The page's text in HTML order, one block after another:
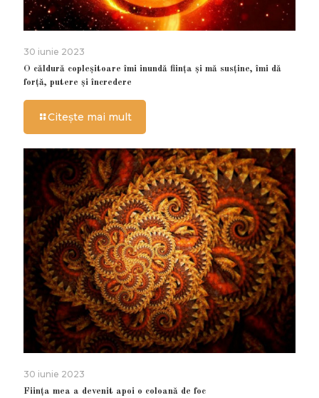
30 iunie 2023
O căldură copleșitoare îmi inundă ființa și mă susține, îmi dă
forță, putere și încredere
Citește mai mult
30 iunie 2023
Ființa mea a devenit apoi o coloană de foc